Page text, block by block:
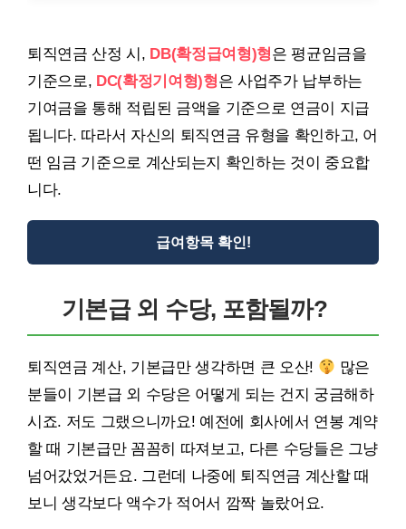
퇴직연금 산정 시, DB(확정급여형)형은 평균임금을
기준으로, DC(확정기여형)형은 사업주가 납부하는
기여금을 통해 적립된 금액을 기준으로 연금이 지급
됩니다. 따라서 자신의 퇴직연금 유형을 확인하고, 어
떤 임금 기준으로 계산되는지 확인하는 것이 중요합
니다.
급여항목 확인!
기본급 외 수당, 포함될까?
퇴직연금 계산, 기본급만 생각하면 큰 오산!
많은
분들이 기본급 외 수당은 어떻게 되는 건지 궁금해하
시죠. 저도 그랬으니까요! 예전에 회사에서 연봉 계약
할 때 기본급만 꼼꼼히 따져보고, 다른 수당들은 그냥
넘어갔었거든요. 그런데 나중에 퇴직연금 계산할 때
보니 생각보다 액수가 적어서 깜짝 놀랐어요.